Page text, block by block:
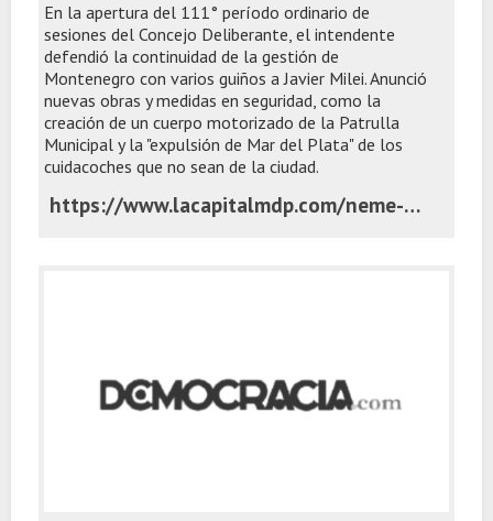
En la apertura del 111° período ordinario de
sesiones del Concejo Deliberante, el intendente
defendió la continuidad de la gestión de
Montenegro con varios guiños a Javier Milei. Anunció
nuevas obras y medidas en seguridad, como la
creación de un cuerpo motorizado de la Patrulla
Municipal y la "expulsión de Mar del Plata" de los
cuidacoches que no sean de la ciudad.
https://www.lacapitalmdp.com/neme-mi-compromiso-es-dar-todo-para-seguir-haciendo-grande-mar-del-plata/